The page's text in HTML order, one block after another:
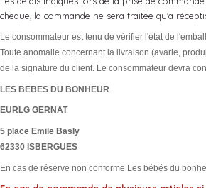
chèque, la commande ne sera traitée qu'à
Le consommateur est tenu de vérifier l'état de
Toute anomalie concernant la livraison (avarie,
de la signature du client. Le consommateur devra
LES BEBES DU BONHEUR
EURLG GERNAT
5 place Emile Basly
62330 ISBERGUES
En cas de réserve non conforme Les bébés du